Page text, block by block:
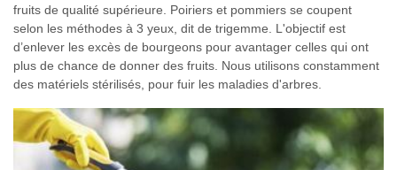
fruits de qualité supérieure. Poiriers et pommiers se coupent
selon les méthodes à 3 yeux, dit de trigemme. L'objectif est
d’enlever les excès de bourgeons pour avantager celles qui ont
plus de chance de donner des fruits. Nous utilisons constamment
des matériels stérilisés, pour fuir les maladies d'arbres.